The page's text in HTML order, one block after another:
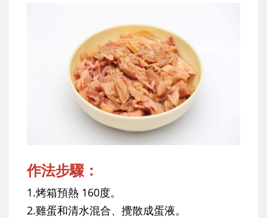
作法步驟：
1.烤箱預熱 160度。
2.雞蛋和清水混合、攪散成蛋液。